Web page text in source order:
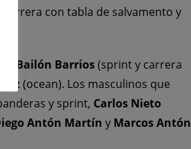
carrera con tabla de salvamento y
Bailón Barrios(sprint y carrera
(ocean). Los masculinos que
y sprint, Carlos Nieto
Antón Martín y Marcos Antón